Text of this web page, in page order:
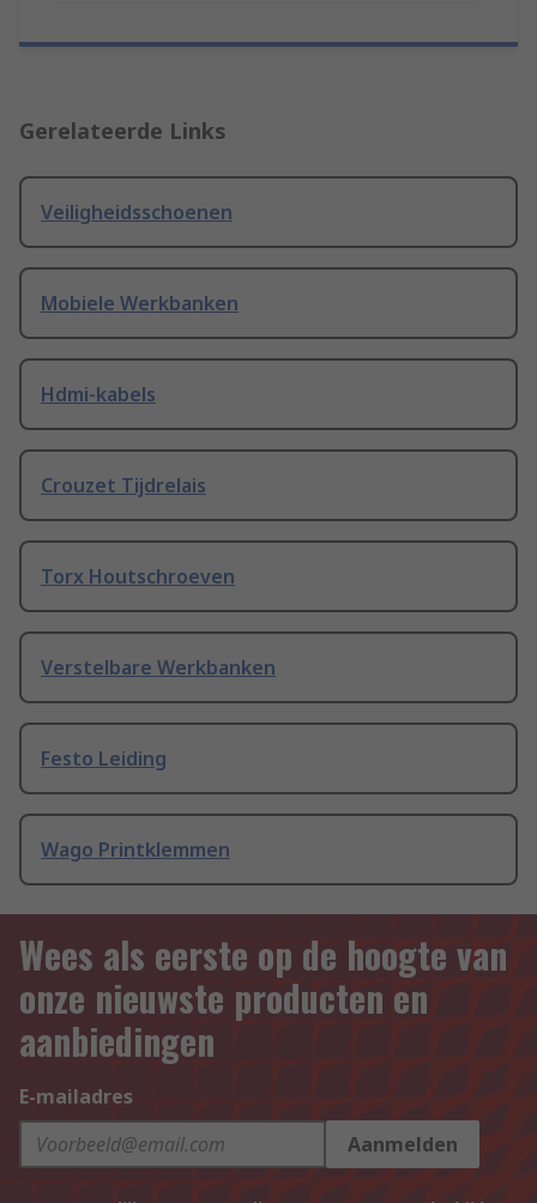
Gerelateerde Links
Veiligheidsschoenen
Mobiele Werkbanken
Hdmi-kabels
Crouzet Tijdrelais
Torx Houtschroeven
Verstelbare Werkbanken
Festo Leiding
Wago Printklemmen
Wees als eerste op de hoogte van
onze nieuwste producten en
aanbiedingen
E-mailadres
Aanmelden